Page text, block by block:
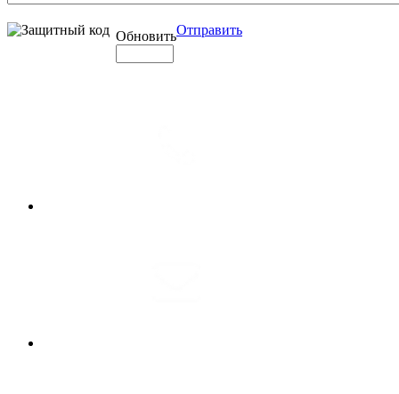
ОбновитьОтправить